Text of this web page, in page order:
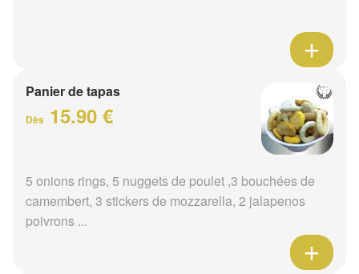
Panier de tapas
Dès 15.90 €
5 onions rings, 5 nuggets de poulet ,3 bouchées de
camembert, 3 stickers de mozzarella, 2 jalapenos
poivrons ...